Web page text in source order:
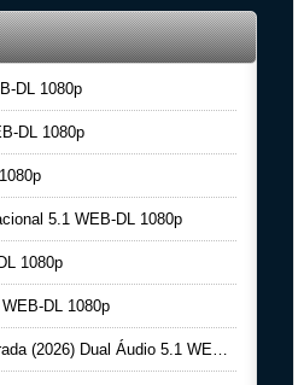
DL 1080p
DL 1080p
5.1 WEB-DL 1080p
1080p
DL 1080p
Dual Áudio 5.1 WEB-DL 1080p